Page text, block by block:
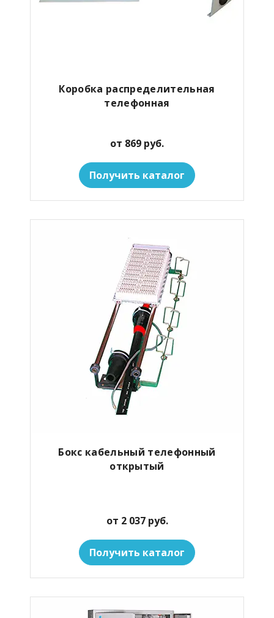
Коробка распределительная
телефонная
от 869 руб.
Получить каталог
Бокс кабельный телефонный
открытый
от 2 037 руб.
Получить каталог